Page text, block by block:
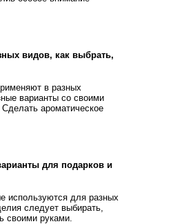
видов, как выбрать,
в разных
варианты со своими
ароматическое
для подарков и
используются для разных
следует выбирать,
своими руками.